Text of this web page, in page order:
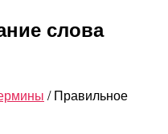
слова
/ Правильное